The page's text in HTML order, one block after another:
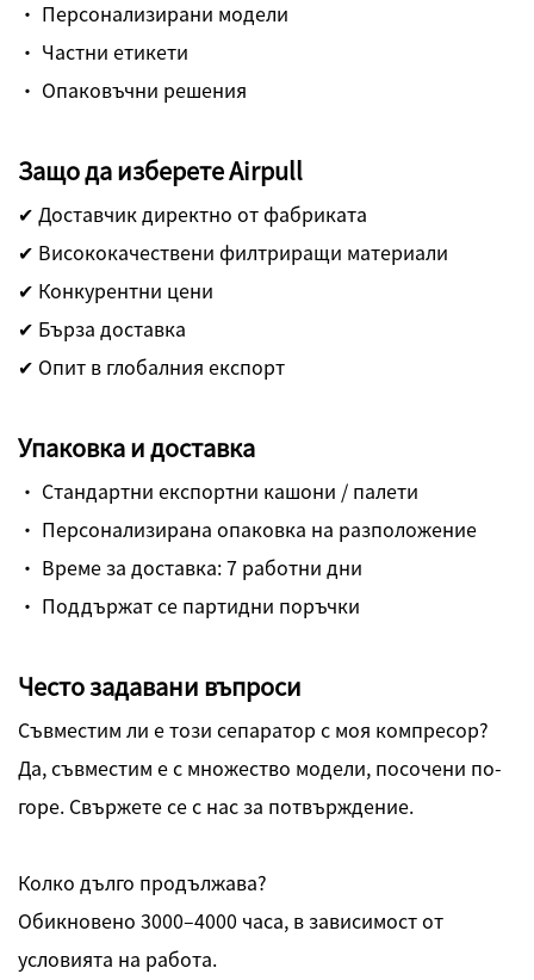
· Персонализирани модели
· Частни етикети
· Опаковъчни решения
Защо да изберете Airpull
✔ Доставчик директно от фабриката
✔ Висококачествени филтриращи материали
✔ Конкурентни цени
✔ Бърза доставка
✔ Опит в глобалния експорт
Упаковка и доставка
· Стандартни експортни кашони / палети
· Персонализирана опаковка на разположение
· Време за доставка: 7 работни дни
· Поддържат се партидни поръчки
Често задавани въпроси
Съвместим ли е този сепаратор с моя компресор?
Да, съвместим е с множество модели, посочени по-
горе. Свържете се с нас за потвърждение.
Колко дълго продължава?
Обикновено 3000–4000 часа, в зависимост от
условията на работа.